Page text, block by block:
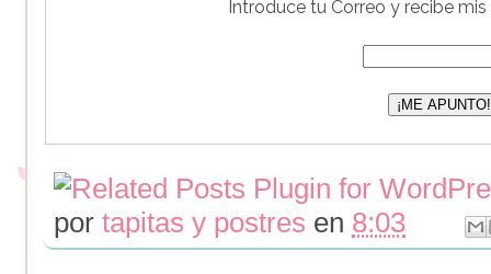
Introduce tu Correo y recibe
por tapitas y postres en 8:03